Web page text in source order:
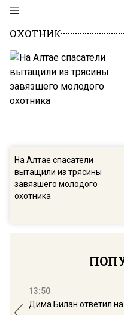
ОХОТНИК
На Алтае спасатели
вытащили из трясины
завязшего молодого
охотника
13:50
Дима Билан ответил